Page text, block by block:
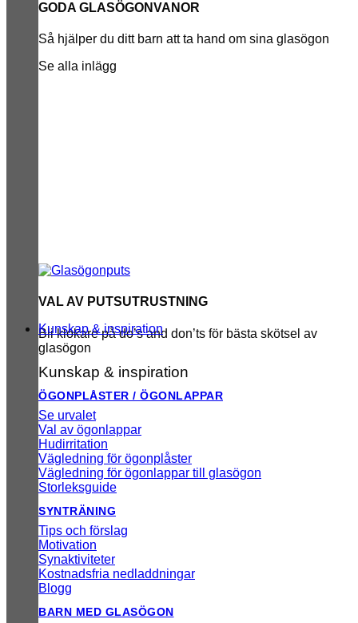
GODA GLASÖGONVANOR
Så hjälper du ditt barn att ta hand om sina glasögon
Se alla inlägg
VAL AV PUTSUTRUSTNING
Bli klokare på do’s and don’ts för bästa skötsel av
glasögon
Kunskap & inspiration
Kunskap & inspiration
ÖGONPLÅSTER / ÖGONLAPPAR
Se urvalet
Val av ögonlappar
Hudirritation
Vägledning för ögonplåster
Vägledning för ögonlappar till glasögon
Storleksguide
SYNTRÄNING
Tips och förslag
Motivation
Synaktiviteter
Kostnadsfria nedladdningar
Blogg
BARN MED GLASÖGON